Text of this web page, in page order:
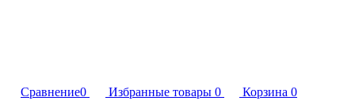
Сравнение0 Избранные товары 0 Корзина 0